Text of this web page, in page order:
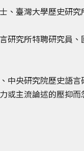
、臺灣大學歷史研
研究所特聘研究員
中央研究院歷史語
或主流論述的壓抑